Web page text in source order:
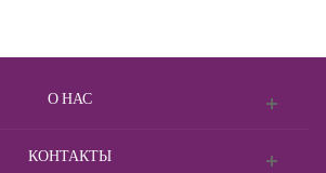
О НАС
КОНТАКТЫ